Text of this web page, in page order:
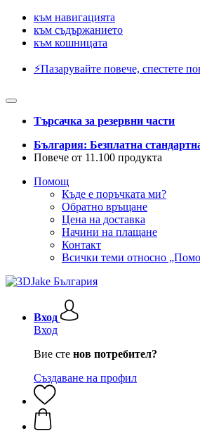
към навигацията
към съдържанието
към кошницата
⚡️Пазарувайте повече, спестете
Търсачка за резервни части
България: Безплатна
Повече от 11.100 продукта
Помощ
Къде е поръчката ми?
Обратно връщане
Цена на доставка
Начини на плащане
Контакт
Всички теми относно
Вход
Вход
Вие сте нов потребител?
Създаване на профил